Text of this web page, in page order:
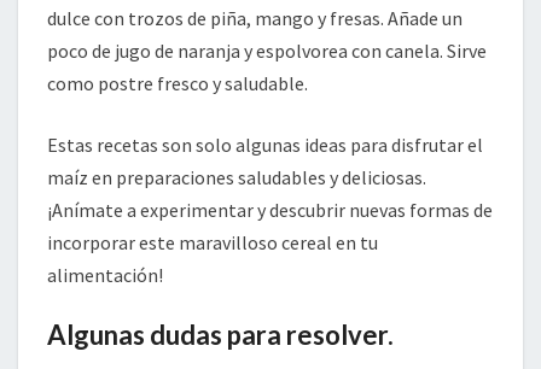
dulce con trozos de piña, mango y fresas. Añade un
poco de jugo de naranja y espolvorea con canela. Sirve
como postre fresco y saludable.
Estas recetas son solo algunas ideas para disfrutar el
maíz en preparaciones saludables y deliciosas.
¡Anímate a experimentar y descubrir nuevas formas de
incorporar este maravilloso cereal en tu
alimentación!
Algunas dudas para resolver.